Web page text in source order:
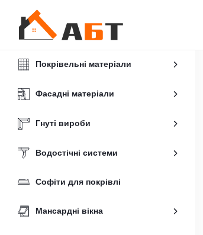
Покрівельні матеріали
Фасадні матеріали
Гнуті вироби
Водостічні системи
Софіти для покрівлі
Мансардні вікна